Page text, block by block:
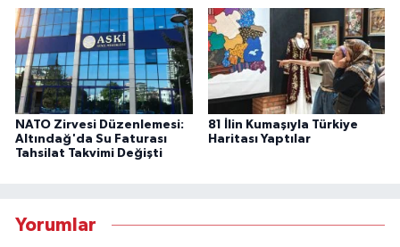
NATO Zirvesi Düzenlemesi:
Altındağ'da Su Faturası
Tahsilat Takvimi Değişti
81 İlin Kumaşıyla Türkiye
Haritası Yaptılar
Yorumlar